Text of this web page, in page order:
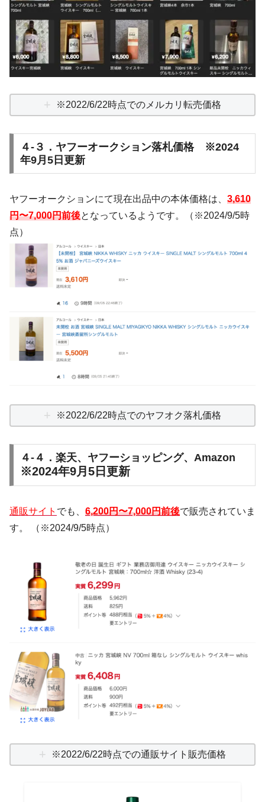
※2022/6/22時点でのメルカリ転売価格
４-３．ヤフーオークション落札価格 ※2024
年9月5日更新
ヤフーオークションにて現在出品中の本体価格は、 3,610
円〜7,000円前後となっているようです。（※2024/9/5時
点）
※2022/6/22時点でのヤフオク落札価格
４-４．楽天、ヤフーショッピング、Amazon
※2024年9月5日更新
通販サイト でも、 6,200円〜7,000円前後で販売されていま
す。 （※2024/9/5時点）
※2022/6/22時点での通販サイト販売価格